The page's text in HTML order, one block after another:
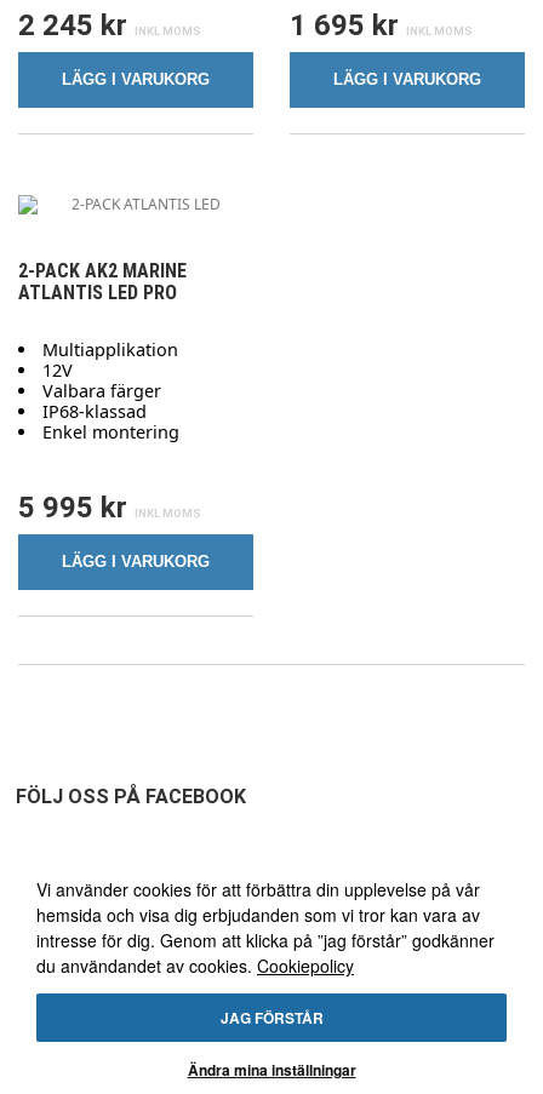
Vi använder cookies för att förbättra din upplevelse på vår
hemsida och visa dig erbjudanden som vi tror kan vara av
intresse för dig. Genom att klicka på ”jag förstår” godkänner
du användandet av cookies. Cookiepolicy
JAG FÖRSTÅR
Ändra mina inställningar
2 245 kr
LÄGG I VARUKORG
1 695 kr
LÄGG I VARUKORG
2-PACK AK2 MARINE
ATLANTIS LED PRO
Multiapplikation
12V
Valbara färger
IP68-klassad
Enkel montering
5 995 kr
LÄGG I VARUKORG
FÖLJ OSS PÅ FACEBOOK
FRI FRAKT ÖVER 1495:-30
DAGARS ÖPPET KÖP!